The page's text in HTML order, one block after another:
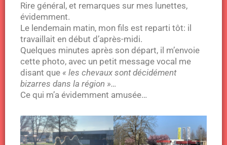
Rire général, et remarques sur mes lunettes,
évidemment.
Le lendemain matin, mon fils est reparti tôt: il
travaillait en début d’après-midi.
Quelques minutes après son départ, il m’envoie
cette photo, avec un petit message vocal me
disant que « les chevaux sont décidément
bizarres dans la région »…
Ce qui m’a évidemment amusée…